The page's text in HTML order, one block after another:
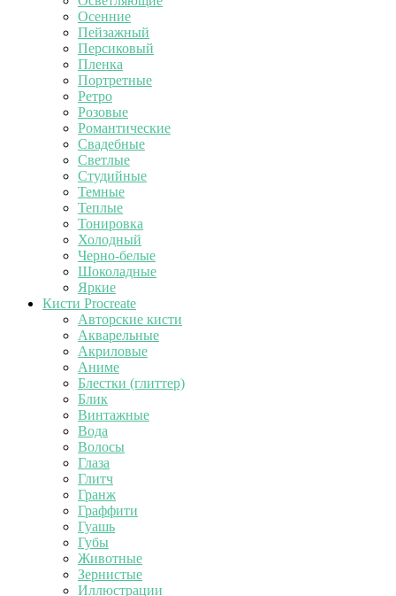
Осенние
Пейзажный
Персиковый
Пленка
Портретные
Ретро
Розовые
Романтические
Свадебные
Светлые
Студийные
Темные
Теплые
Тонировка
Холодный
Черно-белые
Шоколадные
Яркие
Кисти Procreate
Авторские кисти
Акварельные
Акриловые
Аниме
Блестки (глиттер)
Блик
Винтажные
Вода
Волосы
Глаза
Глитч
Гранж
Граффити
Гуашь
Губы
Животные
Зернистые
Иллюстрации